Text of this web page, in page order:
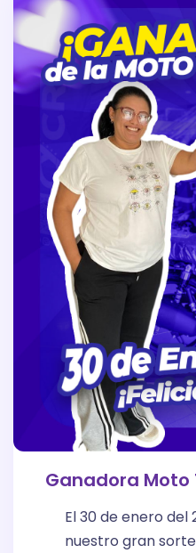
Ganadora Moto
El 30 de enero del
nuestro gran